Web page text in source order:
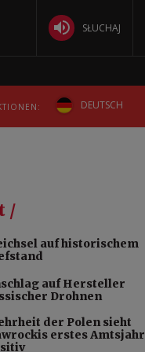
SŁUCHAJ
DEUTSCH
УКРАЇНСЬКА
/
auf historischem
auf Hersteller
Drohnen
der Polen sieht
erstes Amtsjahr